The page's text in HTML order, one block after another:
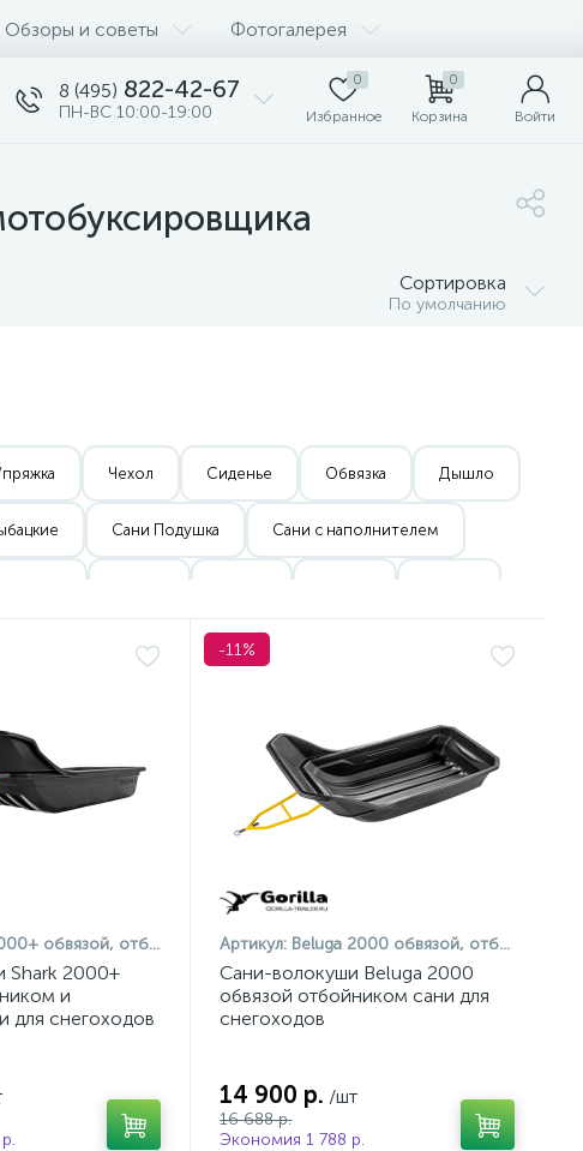
Обзоры и советы Фотогалерея
8 (495) 822-42-67
ПН-ВС 10:00-19:00
0
Избранное
0
Корзина Войти
Сортировка
По умолчанию
Чехол Сиденье Обвязка Дышло
Сани Подушка Сани с наполнителем
Сани Полимер Поволжье Сани MTR
отбойником и полозьями
Shark 2000+
и
для снегоходов
-11%
Артикул: Beluga 2000 обвязой, отбойником
Сани-волокуши Beluga 2000
обвязой отбойником сани для
снегоходов
14 900 р. /шт
16 688 р.
Экономия 1 788 р.